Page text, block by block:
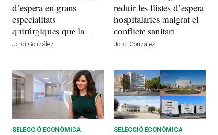
d’espera en grans
especialitats
quirúrgiques que la...
Jordi González
reduir les llistes d’espera
hospitalàries malgrat el
conflicte sanitari
Jordi González
SELECCIÓ ECONÒMICA SELECCIÓ ECONÒMICA